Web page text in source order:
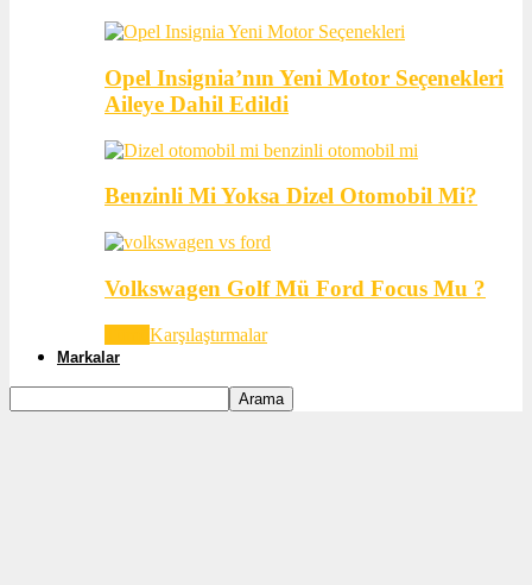
Opel Insignia’nın Yeni Motor Seçenekleri
Aileye Dahil Edildi
Benzinli Mi Yoksa Dizel Otomobil Mi?
Volkswagen Golf Mü Ford Focus Mu ?
Karşılaştırmalar
Markalar